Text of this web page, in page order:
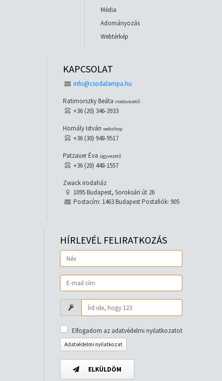
Média
Adományozás
Webtérkép
KAPCSOLAT
info@csodalampa.hu
Ratimorszky Beáta irodavezető
+36 (20) 346-3933
Homály István webshop
+36 (30) 948-9517
Patzauer Éva ügyvezető
+36 (20) 448-1557
Zwack irodaház
1095 Budapest, Soroksári út 26
Postacím: 1463 Budapest Postafiók: 905
HÍRLEVÉL FELIRATKOZÁS
Elfogadom az adatvédelmi nyilatkozatot
Adatvédelmi nyilatkozat
ELKÜLDÖM